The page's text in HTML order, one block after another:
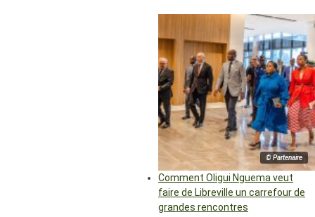
© Partenaire
Comment Oligui Nguema veut
faire de Libreville un carrefour de
grandes rencontres